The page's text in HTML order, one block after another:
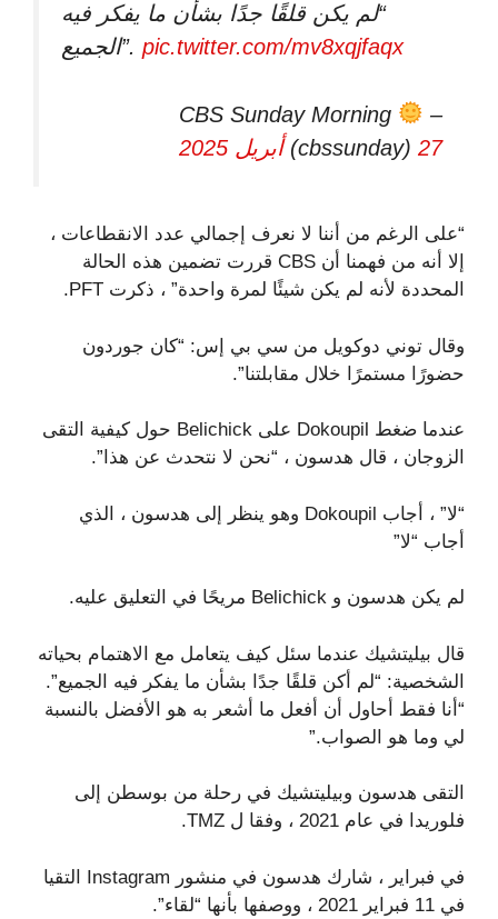
“لم يكن قلقًا جدًا بشأن ما يفكر فيه
الجميع”. pic.twitter.com/mv8xqjfaqx
– CBS Sunday Morning
(cbssunday) 27 أبريل 2025
“على الرغم من أننا لا نعرف إجمالي عدد الانقطاعات ،
إلا أنه من فهمنا أن CBS قررت تضمين هذه الحالة
المحددة لأنه لم يكن شيئًا لمرة واحدة” ، ذكرت PFT.
وقال توني دوكويل من سي بي إس: “كان جوردون
حضورًا مستمرًا خلال مقابلتنا”.
عندما ضغط Dokoupil على Belichick حول كيفية التقى
الزوجان ، قال هدسون ، “نحن لا نتحدث عن هذا”.
“لا” ، أجاب Dokoupil وهو ينظر إلى هدسون ، الذي
أجاب “لا”
لم يكن هدسون و Belichick مريحًا في التعليق عليه.
قال بيليتشيك عندما سئل كيف يتعامل مع الاهتمام بحياته
الشخصية: “لم أكن قلقًا جدًا بشأن ما يفكر فيه الجميع”.
“أنا فقط أحاول أن أفعل ما أشعر به هو الأفضل بالنسبة
لي وما هو الصواب.”
التقى هدسون وبيليتشيك في رحلة من بوسطن إلى
فلوريدا في عام 2021 ، وفقا ل TMZ.
في فبراير ، شارك هدسون في منشور Instagram التقيا
في 11 فبراير 2021 ، ووصفها بأنها “لقاء”.